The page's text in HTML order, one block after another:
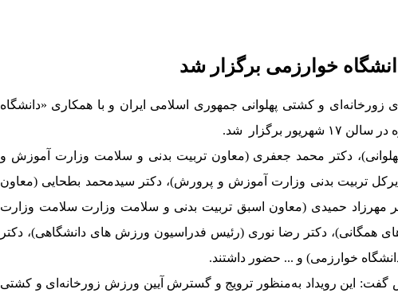
خوارزمی برگزار شد
روز یکشنبه ۲۶ بهمن ماه توسط فدراسیون ورزش‌های زورخانه‌ای و کشتی پهلوانی جمهوری اسلامی ایران و با همکاری «دانشگاه
شد.
دکتر محمد جعفری (معاون تربیت بدنی و سلامت وزارت آموزش و
تربیت بدنی وزارت آموزش و پرورش)، دکتر سیدمحمد بطحایی (معاون
مهرزاد حمیدی (معاون اسبق تربیت بدنی و سلامت وزارت سلامت وزارت
همگانی)، دکتر رضا نوری (رئیس فدراسیون ورزش های دانشگاهی)، دکتر
خوارزمی) و ... حضور داشتند.
گفت: این رویداد به‌منظور ترویج و گسترش آیین ورزش زورخانه‌ای و کشتی